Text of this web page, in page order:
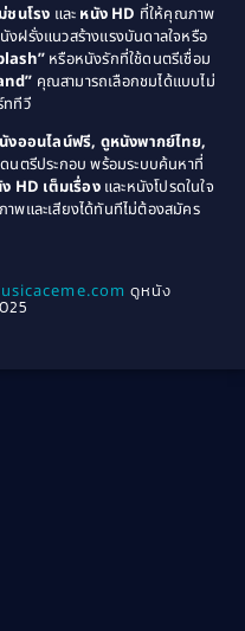
พ้นวัย(1)
(3)
(1)
ม(78)
1978
1975
1970
1968
1963
ชนโรง และ หนัง HD ที่ให้คุณภาพ
ฝรั่งแนวสร้างแรงบันดาลใจหรือ
หรือหนังรักที่ใช้ดนตรีเชื่อม
คุณสามารถเลือกชมได้แบบไม่
ททีวี
งออนไลน์ฟรี, ดูหนังพากย์ไทย,
นตรีประกอบ พร้อมระบบค้นหาที่
HD เต็มเรื่องและหนังโปรดในใจ
พและเสียงได้ทันทีไม่ต้องสมัคร
ดูหนัง